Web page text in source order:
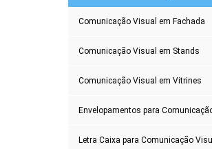
Comunicação Visual em Fachada
Comunicação Visual em Stands
Comunicação Visual em Vitrines
Envelopamentos para
Letra Caixa para Comunicação